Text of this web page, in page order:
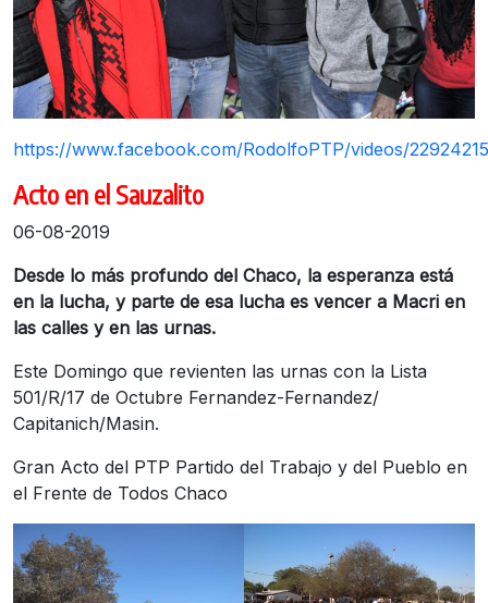
https://www.facebook.com/RodolfoPTP/videos/
Acto en el Sauzalito
06-08-2019
Desde lo más profundo del Chaco, la esperanza está
en la lucha, y parte de esa lucha es vencer a Macri en
las calles y en las urnas.
Este Domingo que revienten las urnas con la Lista
501/R/17 de Octubre Fernandez-Fernandez/
Capitanich/Masin.
Gran Acto del PTP Partido del Trabajo y del Pueblo en
el Frente de Todos Chaco